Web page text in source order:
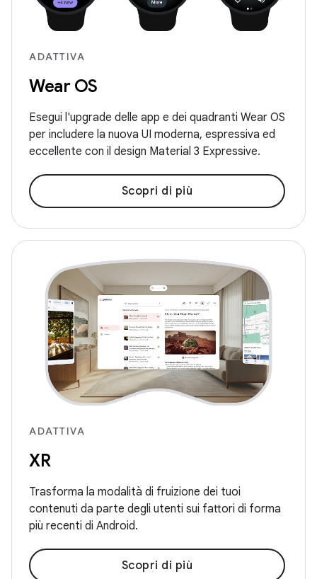
ADATTIVA
Wear OS
Esegui l'upgrade delle app e dei quadranti Wear OS
per includere la nuova UI moderna, espressiva ed
eccellente con il design Material 3 Expressive.
Scopri di più
ADATTIVA
XR
Trasforma la modalità di fruizione dei tuoi
contenuti da parte degli utenti sui fattori di forma
più recenti di Android.
Scopri di più